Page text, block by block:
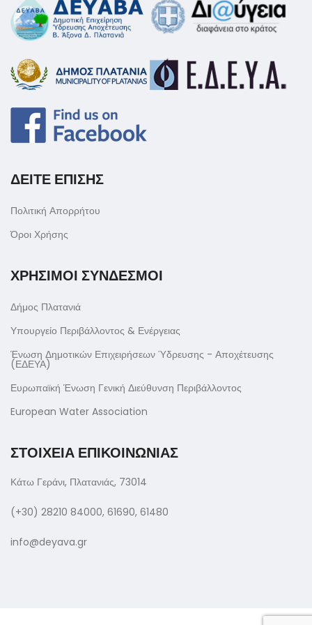
ΔΕΙΤΕ ΕΠΙΣΗΣ
Πολιτική Απορρήτου
Όροι Χρήσης
ΧΡΗΣΙΜΟΙ ΣΥΝΔΕΣΜΟΙ
Δήμος Πλατανιά
Υπουργείο Περιβάλλοντος & Ενέργειας
Ένωση Δημοτικών Επιχειρήσεων Ύδρευσης - Αποχέτευσης
(ΕΔΕΥΑ)
Ευρωπαϊκή Ένωση Γενική Διεύθυνση Περιβάλλοντος
European Water Association
ΣΤΟΙΧΕΙΑ ΕΠΙΚΟΙΝΩΝΙΑΣ
Κάτω Γεράνι, Πλατανιάς, 73014
(+30) 28210 84000, 61690, 61480
info@deyava.gr